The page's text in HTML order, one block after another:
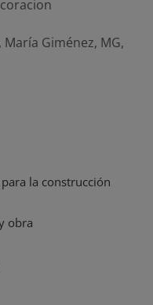
, María Giménez, MG,